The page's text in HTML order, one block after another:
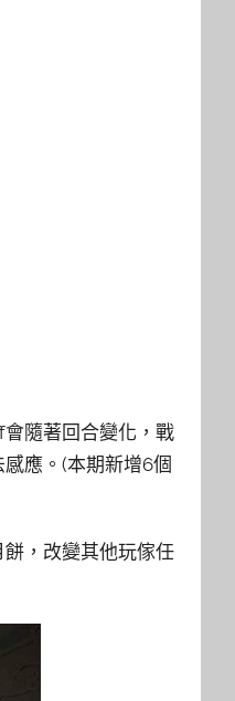
隨著回合變化，戰
應。(本期新增6個
，改變其他玩傢任